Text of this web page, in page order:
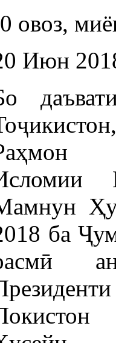
овоз,
Июн
ба